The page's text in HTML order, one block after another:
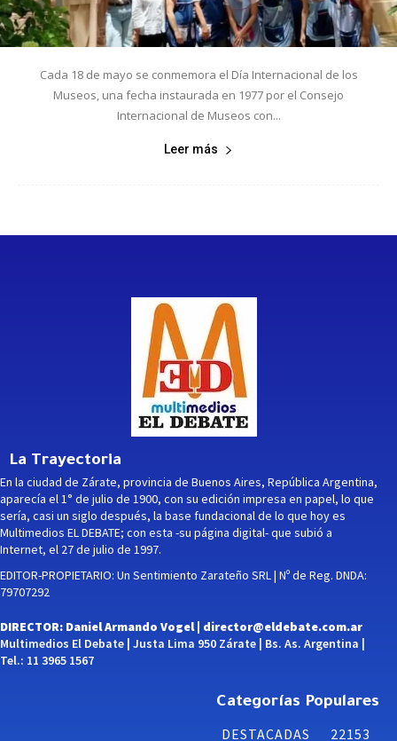
Cada 18 de mayo se conmemora el Día Internacional de los
Museos, una fecha instaurada en 1977 por el Consejo
Internacional de Museos con...
Leer más
La Trayectoria
En la ciudad de Zárate, provincia de Buenos Aires, República Argentina,
aparecía el 1° de julio de 1900, con su edición impresa en papel, lo que
sería, casi un siglo después, la base fundacional de lo que hoy es
Multimedios EL DEBATE; con esta -su página digital- que subió a
Internet, el 27 de julio de 1997.
EDITOR-PROPIETARIO: Un Sentimiento Zarateño SRL | Nº de Reg. DNDA:
79707292
DIRECTOR: Daniel Armando Vogel | director@eldebate.com.ar
Multimedios El Debate | Justa Lima 950 Zárate | Bs. As. Argentina |
Tel.: 11 3965 1567
Categorías Populares
DESTACADAS
22153